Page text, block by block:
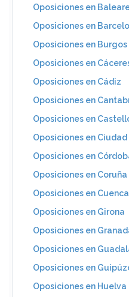
Oposiciones en
Oposiciones en
Oposiciones en Burgos
Oposiciones en
Oposiciones en Cádiz
Oposiciones en
Oposiciones en
Oposiciones en Ciudad
Oposiciones en
Oposiciones en Coruña
Oposiciones en Cuenca
Oposiciones en Girona
Oposiciones en
Oposiciones en
Oposiciones en
Oposiciones en Huelva